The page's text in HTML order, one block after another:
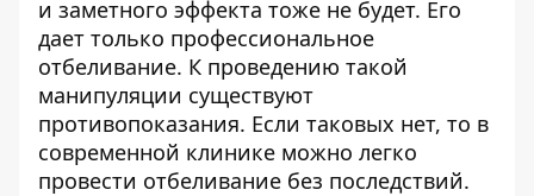
и заметного эффекта тоже не будет. Его
дает только профессиональное
отбеливание. К проведению такой
манипуляции существуют
противопоказания. Если таковых нет, то в
современной клинике можно легко
провести отбеливание без последствий.